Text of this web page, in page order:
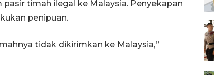
timah ilegal ke Malaysia. Penyekapan
penipuan.
tidak dikirimkan ke Malaysia,”